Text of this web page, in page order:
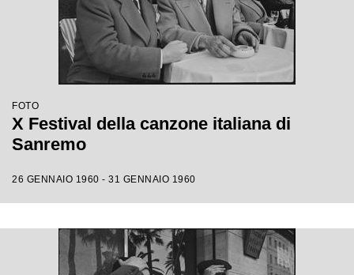
FOTO
X Festival della canzone italiana di
Sanremo
26 GENNAIO 1960 - 31 GENNAIO 1960